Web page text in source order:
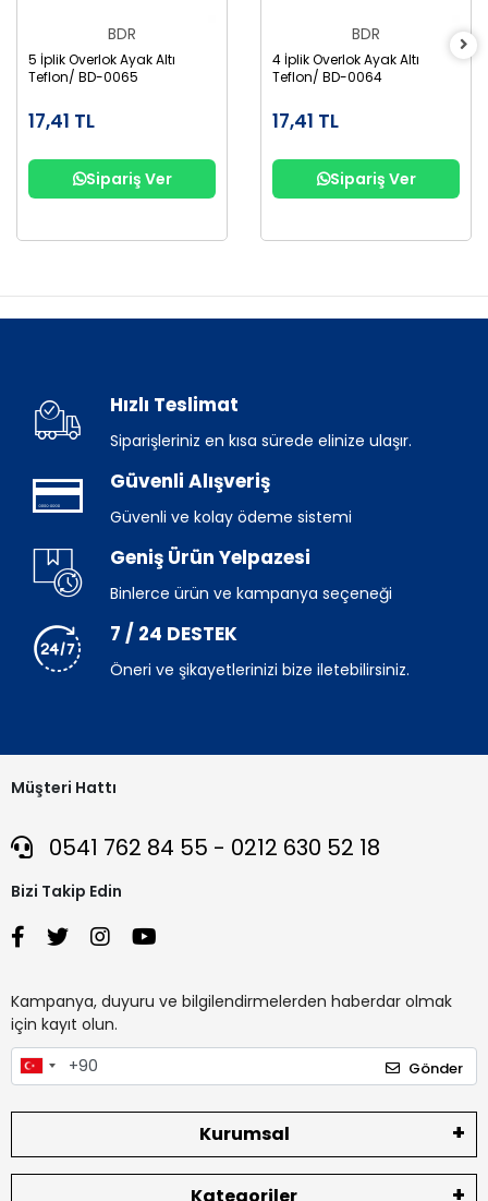
BDR
5 İplik Overlok Ayak Altı
Teflon/ BD-0065
17,41 TL
Sipariş Ver
BDR
4 İplik Overlok Ayak Altı
Teflon/ BD-0064
17,41 TL
Sipariş Ver
Hızlı Teslimat
Siparişleriniz en kısa sürede elinize ulaşır.
Güvenli Alışveriş
Güvenli ve kolay ödeme sistemi
Geniş Ürün Yelpazesi
Binlerce ürün ve kampanya seçeneği
7 / 24 DESTEK
Öneri ve şikayetlerinizi bize iletebilirsiniz.
Müşteri Hattı
0541 762 84 55 - 0212 630 52 18
Bizi Takip Edin
Kampanya, duyuru ve bilgilendirmelerden haberdar olmak
için kayıt olun.
Gönder
Kurumsal